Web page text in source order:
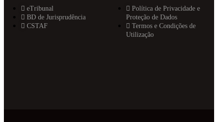
eTribunal
BD de Jurisprudência
CSTAF
Política de Privacidade e
Proteção de Dados
Termos e Condições de
Utilização